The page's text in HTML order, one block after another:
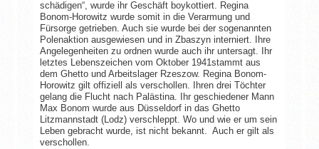
schädigen“, wurde ihr Geschäft boykottiert. Regina
Bonom-Horowitz wurde somit in die Verarmung und
Fürsorge getrieben. Auch sie wurde bei der sogenannten
Polenaktion ausgewiesen und in Zbaszyn interniert. Ihre
Angelegenheiten zu ordnen wurde auch ihr untersagt. Ihr
letztes Lebenszeichen vom Oktober 1941stammt aus
dem Ghetto und Arbeitslager Rzeszow. Regina Bonom-
Horowitz gilt offiziell als verschollen. Ihren drei Töchter
gelang die Flucht nach Palästina. Ihr geschiedener Mann
Max Bonom wurde aus Düsseldorf in das Ghetto
Litzmannstadt (Lodz) verschleppt. Wo und wie er um sein
Leben gebracht wurde, ist nicht bekannt. Auch er gilt als
verschollen.